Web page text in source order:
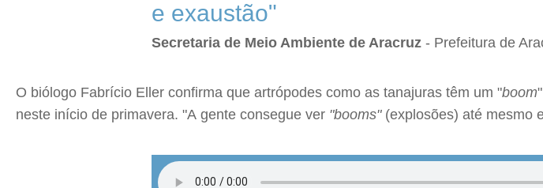
e exaustão"
Secretaria de Meio Ambiente de Aracruz - Prefeitura de
O biólogo Fabrício Eller confirma que artrópodes como as tanajuras têm um "boom
neste início de primavera. "A gente consegue ver "booms"(explosões) até mesmo